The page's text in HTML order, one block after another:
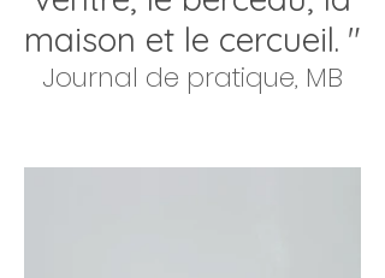
maison et le cercueil. "
Journal de pratique, MB